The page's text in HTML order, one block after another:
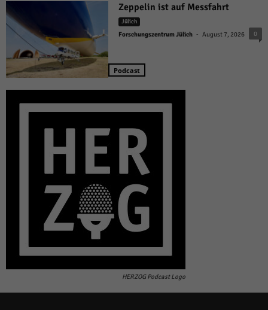
Zeppelin ist auf Messfahrt
Jülich
Forschungszentrum Jülich - August 7, 2026 0
Podcast
HERZOG Podcast Logo